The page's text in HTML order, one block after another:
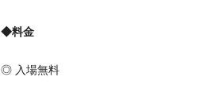
◆料金
◎ 入場無料